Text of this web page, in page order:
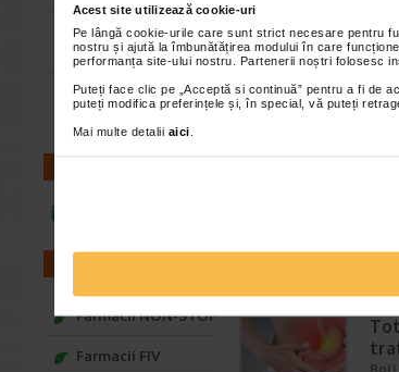
Acest site utilizează cookie-uri
Pe lângă cookie-urile care sunt strict necesare pentru
nostru și ajută la îmbunătățirea modului în care
performanța site-ului nostru. Partenerii noștri folosesc
Puteți face clic pe „Acceptă si continuă” pentru a fi de
puteți modifica preferințele și, în special, vă puteți
Mai multe detalii aici
In
Adora – Adorabili
din prima clipa
Seturi cadou
Baylis&Harding
Farmacii NON-STOP
Farmacii FIV